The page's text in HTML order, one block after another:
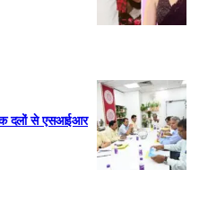
दलों से एसआईआर